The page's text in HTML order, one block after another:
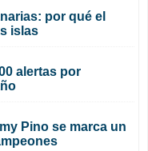
por qué el
islas
alertas por
Pino se marca un